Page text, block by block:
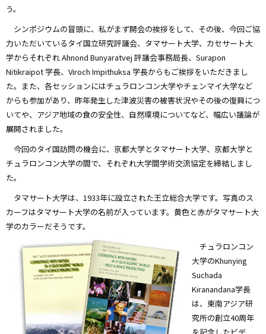
う。
シンポジウムの冒頭に、私がまず開会の挨拶をして、その後、今回ご協
力いただいているタイ国立研究評議会、タマサート大学、カセサート大
学からそれぞれ Ahnond Bunyaratvej 評議会事務局長、Surapon
Nitikraipot 学長、Viroch Impithuksa 学長からもご挨拶をいただきまし
た。また、各セッションにはチュラロンコン大学やチェンマイ大学など
からも参加があり、昨年発生した津波災害の被害状況やその後の復興につ
いてや、アジア地域の食の安全性、自然環境についてなど、幅広い議論が
展開されました。
今回のタイ国訪問の機会に、京都大学とタマサート大学、京都大学と
チュラロンコン大学の間で、それぞれ大学間学術交流協定を締結しまし
た。
タマサート大学は、1933年に設立された王立総合大学です。写真のス
カーフはタマサート大学の名前が入っています。黄色と赤がタマサート大
学のカラーだそうです。
チュラロンコン
大学のKhunying
Suchada
Kiranandana学長
は、東南アジア研
究所の創立40周年